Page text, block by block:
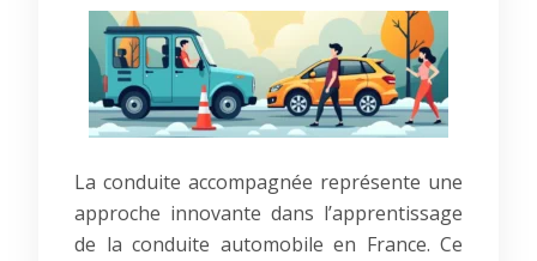
La conduite accompagnée représente une
approche innovante dans l’apprentissage
de la conduite automobile en France. Ce